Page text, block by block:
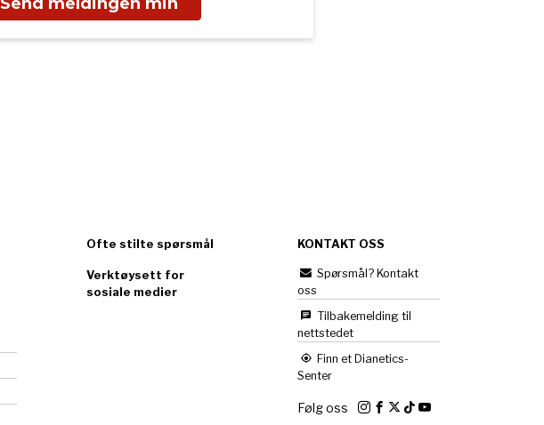
Ofte stilte spørsmål
Verktøysett for
sosiale medier
KONTAKT OSS
Spørsmål? Kontakt
oss
Tilbakemelding til
nettstedet
Finn et Dianetics-
Senter
Følg oss